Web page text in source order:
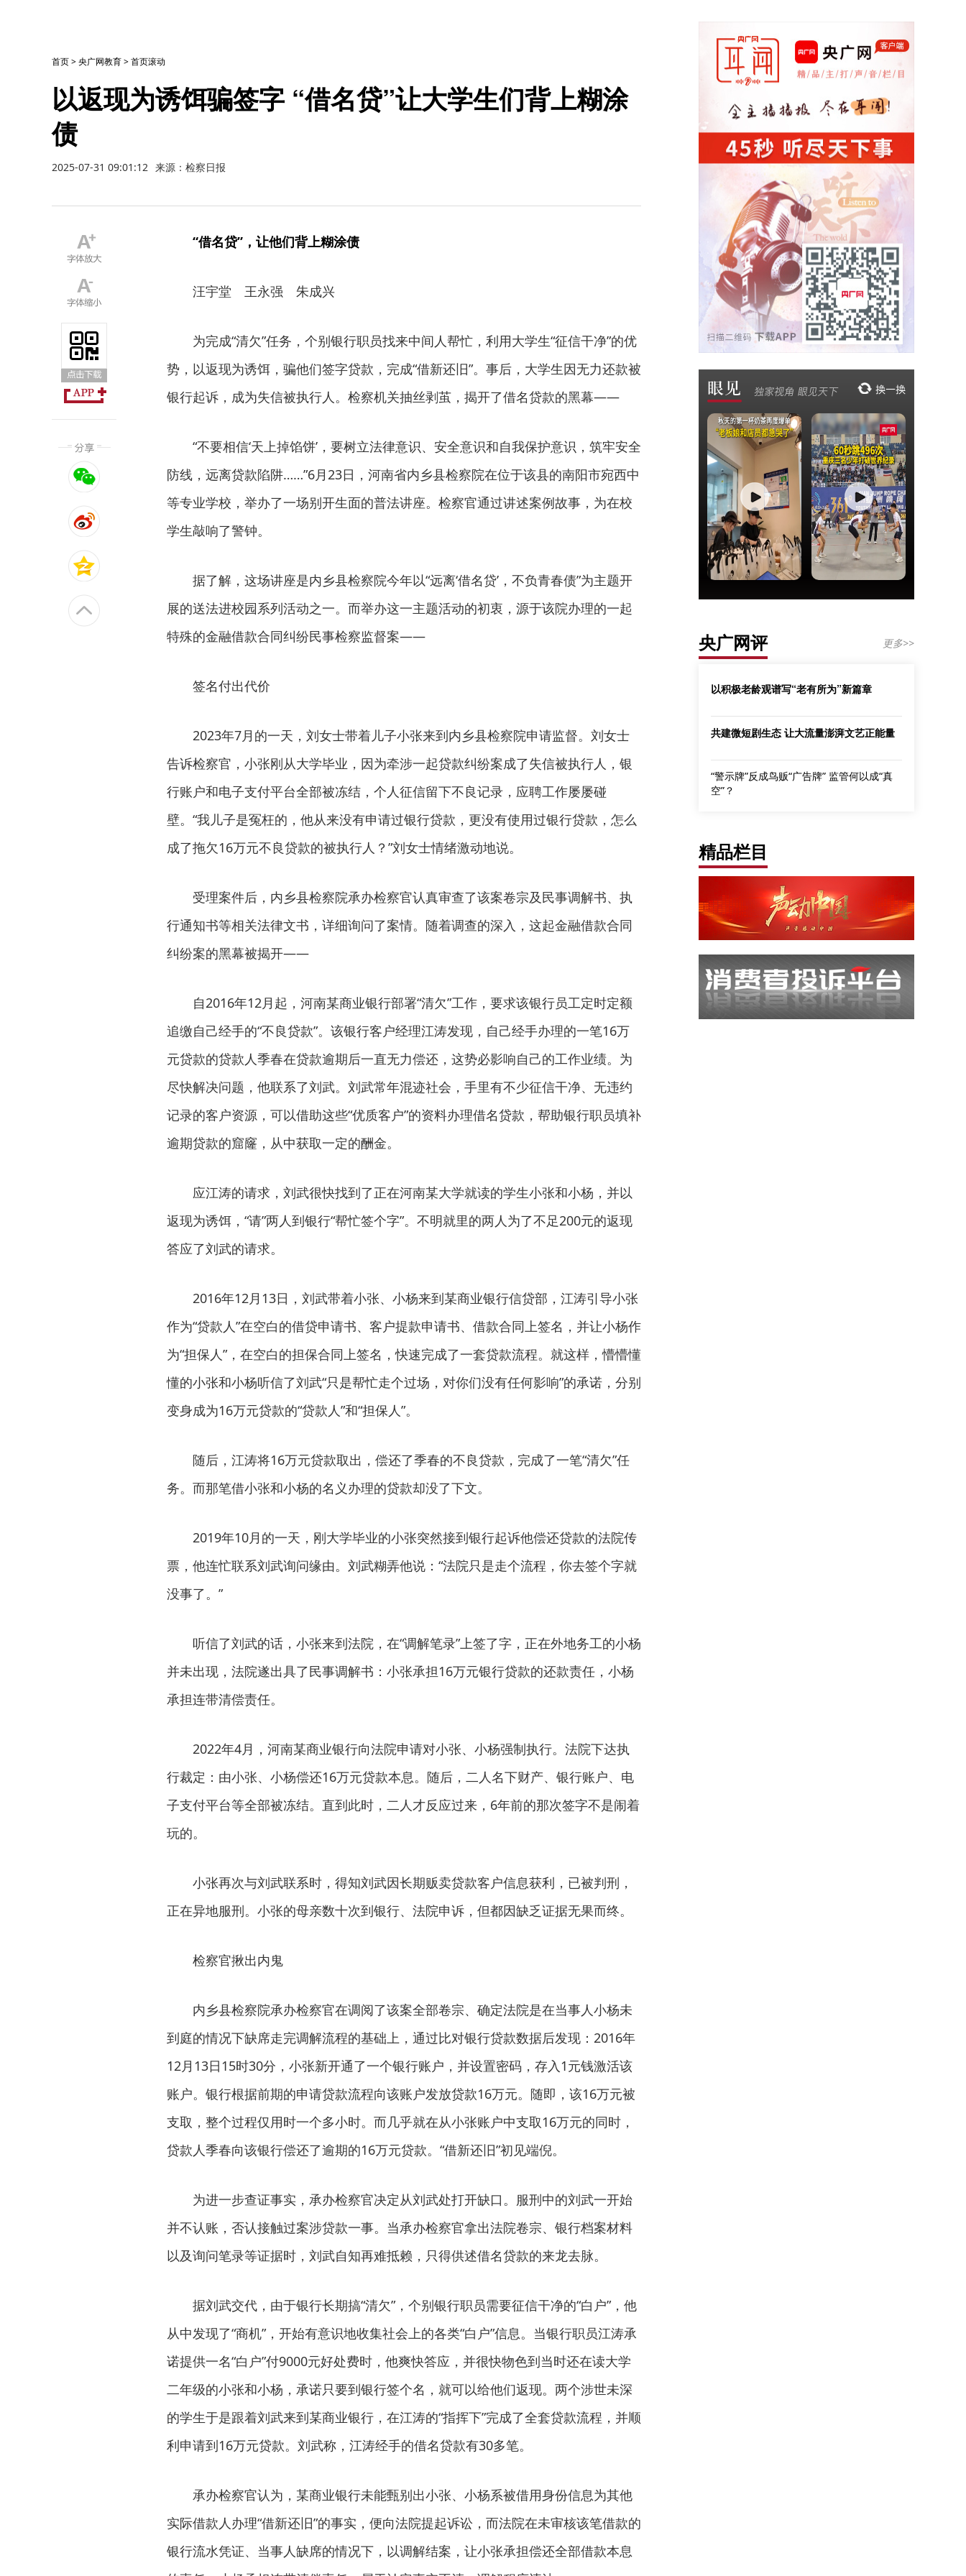
首页>央广网教育>首页滚动
以返现为诱饵骗签字 “借名贷”让大学生们背上糊涂
债
2025-07-31 09:01:12 来源：检察日报
“借名贷”，让他们背上糊涂债
汪宇堂 王永强 朱成兴
为完成“清欠”任务，个别银行职员找来中间人帮忙，利用大学生“征信干净”的优
势，以返现为诱饵，骗他们签字贷款，完成“借新还旧”。事后，大学生因无力还款被
银行起诉，成为失信被执行人。检察机关抽丝剥茧，揭开了借名贷款的黑幕——
“不要相信‘天上掉馅饼’，要树立法律意识、安全意识和自我保护意识，筑牢安全
防线，远离贷款陷阱……”6月23日，河南省内乡县检察院在位于该县的南阳市宛西中
等专业学校，举办了一场别开生面的普法讲座。检察官通过讲述案例故事，为在校
学生敲响了警钟。
据了解，这场讲座是内乡县检察院今年以“远离‘借名贷’，不负青春债”为主题开
展的送法进校园系列活动之一。而举办这一主题活动的初衷，源于该院办理的一起
特殊的金融借款合同纠纷民事检察监督案——
签名付出代价
2023年7月的一天，刘女士带着儿子小张来到内乡县检察院申请监督。刘女士
告诉检察官，小张刚从大学毕业，因为牵涉一起贷款纠纷案成了失信被执行人，银
行账户和电子支付平台全部被冻结，个人征信留下不良记录，应聘工作屡屡碰
壁。“我儿子是冤枉的，他从来没有申请过银行贷款，更没有使用过银行贷款，怎么
成了拖欠16万元不良贷款的被执行人？”刘女士情绪激动地说。
受理案件后，内乡县检察院承办检察官认真审查了该案卷宗及民事调解书、执
行通知书等相关法律文书，详细询问了案情。随着调查的深入，这起金融借款合同
纠纷案的黑幕被揭开——
自2016年12月起，河南某商业银行部署“清欠”工作，要求该银行员工定时定额
追缴自己经手的“不良贷款”。该银行客户经理江涛发现，自己经手办理的一笔16万
元贷款的贷款人季春在贷款逾期后一直无力偿还，这势必影响自己的工作业绩。为
尽快解决问题，他联系了刘武。刘武常年混迹社会，手里有不少征信干净、无违约
记录的客户资源，可以借助这些“优质客户”的资料办理借名贷款，帮助银行职员填补
逾期贷款的窟窿，从中获取一定的酬金。
应江涛的请求，刘武很快找到了正在河南某大学就读的学生小张和小杨，并以
返现为诱饵，“请”两人到银行“帮忙签个字”。不明就里的两人为了不足200元的返现
答应了刘武的请求。
2016年12月13日，刘武带着小张、小杨来到某商业银行信贷部，江涛引导小张
作为“贷款人”在空白的借贷申请书、客户提款申请书、借款合同上签名，并让小杨作
为“担保人”，在空白的担保合同上签名，快速完成了一套贷款流程。就这样，懵懵懂
懂的小张和小杨听信了刘武“只是帮忙走个过场，对你们没有任何影响”的承诺，分别
变身成为16万元贷款的“贷款人”和“担保人”。
随后，江涛将16万元贷款取出，偿还了季春的不良贷款，完成了一笔“清欠”任
务。而那笔借小张和小杨的名义办理的贷款却没了下文。
2019年10月的一天，刚大学毕业的小张突然接到银行起诉他偿还贷款的法院传
票，他连忙联系刘武询问缘由。刘武糊弄他说：“法院只是走个流程，你去签个字就
没事了。”
听信了刘武的话，小张来到法院，在“调解笔录”上签了字，正在外地务工的小杨
并未出现，法院遂出具了民事调解书：小张承担16万元银行贷款的还款责任，小杨
承担连带清偿责任。
2022年4月，河南某商业银行向法院申请对小张、小杨强制执行。法院下达执
行裁定：由小张、小杨偿还16万元贷款本息。随后，二人名下财产、银行账户、电
子支付平台等全部被冻结。直到此时，二人才反应过来，6年前的那次签字不是闹着
玩的。
小张再次与刘武联系时，得知刘武因长期贩卖贷款客户信息获利，已被判刑，
正在异地服刑。小张的母亲数十次到银行、法院申诉，但都因缺乏证据无果而终。
检察官揪出内鬼
内乡县检察院承办检察官在调阅了该案全部卷宗、确定法院是在当事人小杨未
到庭的情况下缺席走完调解流程的基础上，通过比对银行贷款数据后发现：2016年
12月13日15时30分，小张新开通了一个银行账户，并设置密码，存入1元钱激活该
账户。银行根据前期的申请贷款流程向该账户发放贷款16万元。随即，该16万元被
支取，整个过程仅用时一个多小时。而几乎就在从小张账户中支取16万元的同时，
贷款人季春向该银行偿还了逾期的16万元贷款。“借新还旧”初见端倪。
为进一步查证事实，承办检察官决定从刘武处打开缺口。服刑中的刘武一开始
并不认账，否认接触过案涉贷款一事。当承办检察官拿出法院卷宗、银行档案材料
以及询问笔录等证据时，刘武自知再难抵赖，只得供述借名贷款的来龙去脉。
据刘武交代，由于银行长期搞“清欠”，个别银行职员需要征信干净的“白户”，他
从中发现了“商机”，开始有意识地收集社会上的各类“白户”信息。当银行职员江涛承
诺提供一名“白户”付9000元好处费时，他爽快答应，并很快物色到当时还在读大学
二年级的小张和小杨，承诺只要到银行签个名，就可以给他们返现。两个涉世未深
的学生于是跟着刘武来到某商业银行，在江涛的“指挥下”完成了全套贷款流程，并顺
利申请到16万元贷款。刘武称，江涛经手的借名贷款有30多笔。
承办检察官认为，某商业银行未能甄别出小张、小杨系被借用身份信息为其他
实际借款人办理“借新还旧”的事实，便向法院提起诉讼，而法院在未审核该笔借款的
银行流水凭证、当事人缺席的情况下，以调解结案，让小张承担偿还全部借款本息
央广网评 更多>>
以积极老龄观谱写“老有所为”新篇章
共建微短剧生态 让大流量澎湃文艺正能量
“警示牌”反成鸟贩“广告牌” 监管何以成“真
空”？
精品栏目